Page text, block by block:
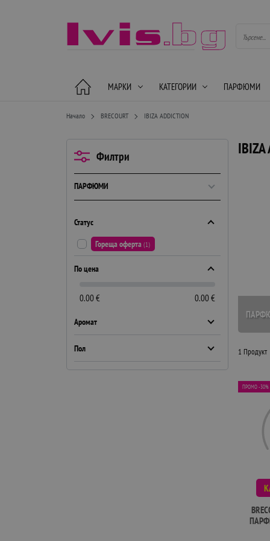
КАТЕГОРИИ ПАРФЮМИ
МАРКИ
Начало BRECOURT IBIZA ADDICTION
IBIZA
1 Продукт
ПРОМО -30%
Филтри
ПАРФЮМИ
Статус
Гореща оферта (1)
По цена
0.00 € 0.00 €
Аромат
Пол